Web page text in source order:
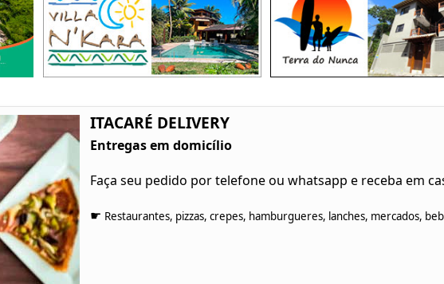
ITACARÉ DELIVERY
Entregas em domicílio
Faça seu pedido por telefone ou whatsapp e receba em
☛ Restaurantes, pizzas, crepes, hamburgueres, lanches, mercados,